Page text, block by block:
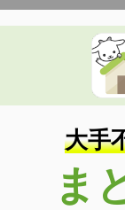
大手
ま